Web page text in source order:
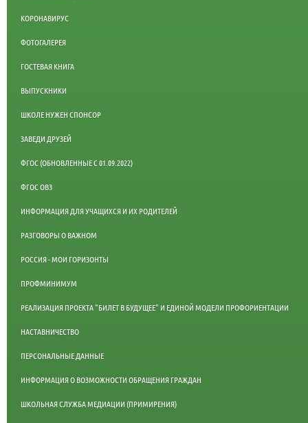
КОРОНАВИРУС
ФОТОГАЛЕРЕЯ
ГОСТЕВАЯ КНИГА
ВЫПУСКНИКИ
ШКОЛЕ НУЖЕН СПОНСОР
ЗАВЕДИ ДРУЗЕЙ
ФГОС (ОБНОВЛЕННЫЕ С 01.09.2022)
ФГОС ОВЗ
ИНФОРМАЦИЯ ДЛЯ УЧАЩИХСЯ И ИХ РОДИТЕЛЕЙ
РАЗГОВОРЫ О ВАЖНОМ
РОССИЯ - МОИ ГОРИЗОНТЫ
ПРОФМИНИМУМ
РЕАЛИЗАЦИЯ ПРОЕКТА "БИЛЕТ В БУДУЩЕЕ" И ЕДИНОЙ МОДЕЛИ ПРОФОРИЕНТАЦИИ
НАСТАВНИЧЕСТВО
ПЕРСОНАЛЬНЫЕ ДАННЫЕ
ИНФОРМАЦИЯ О ВОЗМОЖНОСТИ ОБРАЩЕНИЯ ГРАЖДАН
ШКОЛЬНАЯ СЛУЖБА МЕДИАЦИИ (ПРИМИРЕНИЯ)